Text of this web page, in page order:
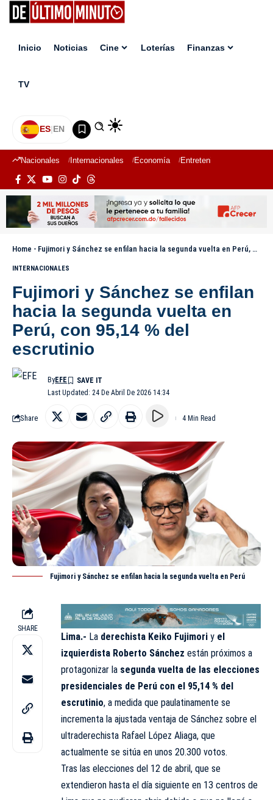
Inicio Noticias Cine Loterías Finanzas
TV
ES|EN
Nacionales Internacionales Economía Entretenimiento
Home - Fujimori y Sánchez se enfilan hacia la segunda vuelta en Perú, con 95,14 % del escrutinio
INTERNACIONALES
Fujimori y Sánchez se enfilan
hacia la segunda vuelta en
Perú, con 95,14 % del
escrutinio
Last Updated: 24 De Abril De 2026 14:34
ByEFE
Share 4 Min Read
Fujimori y Sánchez se enfilan hacia la segunda vuelta en Perú
SHARE
Lima.- La derechista Keiko Fujimori y el
izquierdista Roberto Sánchez están próximos a
protagonizar la segunda vuelta de las elecciones
presidenciales de Perú con el 95,14 % del
escrutinio, a medida que paulatinamente se
incrementa la ajustada ventaja de Sánchez sobre el
ultraderechista Rafael López Aliaga, que
actualmente se sitúa en unos 20.300 votos.
Tras las elecciones del 12 de abril, que se
extendieron hasta el día siguiente en 13 centros de